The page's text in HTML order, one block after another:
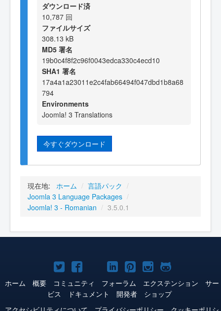
ダウンロード済
10,787 回
ファイルサイズ
308.13 kB
MD5 署名
19b0c4f8f2c96f0043edca330c4ecd10
SHA1 署名
17a4a1a23011e2c4fab66494f047dbd1b8a68
794
Environments
Joomla! 3 Translations
今すぐダウンロード
現在地: ホーム / 言語パック /
Joomla 3 Language Packages /
Joomla! 3 - Romanian / 3.5.0.1
Joomla!
Twitter
Joomla!
Facebook
Joomla!
YouTube
Joomla!
LinkedIn
Joomla!
Pinterest
Joomla!
Instagram
Joomla!
GitHub
ホーム 概要 コミュニティ フォーラム エクステンション
サー
ビス
ドキュメント 開発者
ショップ